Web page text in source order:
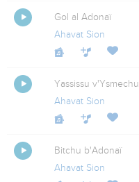
Gol al Adonaï
Ahavat Sion
Yassissu v'Ysmechu
Ahavat Sion
Bitchu b'Adonaï
Ahavat Sion